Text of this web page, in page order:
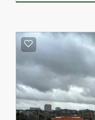
infissi in PVC
efficienza.
Completa la
pavimentato ,
tenda da sole
perfetto per
all'aperto.